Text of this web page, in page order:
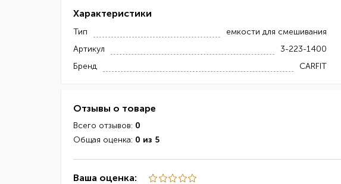
Характеристики
Тип
емкости для смешивания
Артикул
3-223-1400
Бренд
CARFIT
Отзывы о товаре
Всего отзывов: 0
Общая оценка: 0 из 5
Ваша оценка: